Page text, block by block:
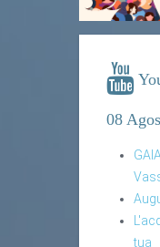
08
tua